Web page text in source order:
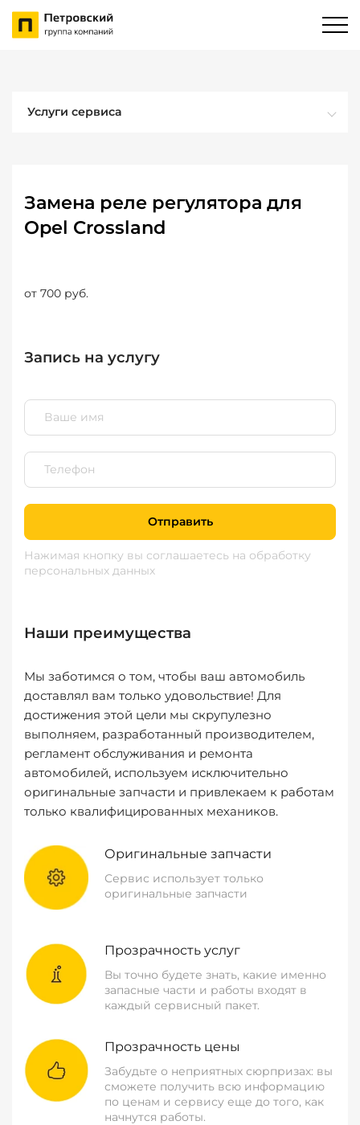
Услуги сервиса
Замена реле регулятора для
Opel Crossland
от 700 руб.
Запись на услугу
Отправить
Нажимая кнопку вы соглашаетесь на обработку
персональных данных
Наши преимущества
Мы заботимся о том, чтобы ваш автомобиль
доставлял вам только удовольствие! Для
достижения этой цели мы скрупулезно
выполняем, разработанный производителем,
регламент обслуживания и ремонта
автомобилей, используем исключительно
оригинальные запчасти и привлекаем к работам
только квалифицированных механиков.
Оригинальные запчасти
Сервис использует только
оригинальные запчасти
Прозрачность услуг
Вы точно будете знать, какие именно
запасные части и работы входят в
каждый сервисный пакет.
Прозрачность цены
Забудьте о неприятных сюрпризах: вы
сможете получить всю информацию
по ценам и сервису еще до того, как
начнутся работы.